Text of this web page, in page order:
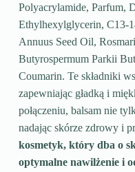
Polyacrylamide, Parfum,
Ethylhexylglycerin, C13-
Annuus Seed Oil,
Butyrospermum Parkii
Coumarin. Te składniki
zapewniając gładką i
połączeniu, balsam nie
nadając skórze zdrowy i
kosmetyk, który dba o
optymalne nawilżenie i